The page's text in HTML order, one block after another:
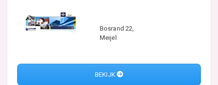
Bosrand 22,
Meijel
BEKIJK